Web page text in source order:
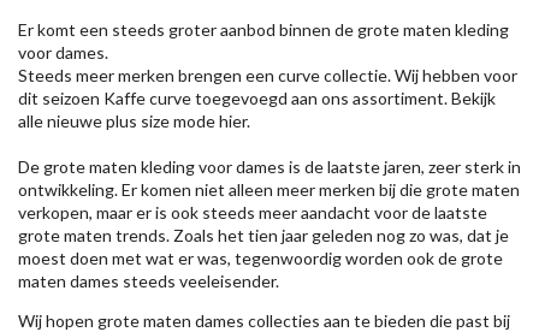
Er komt een steeds groter aanbod binnen de grote maten kleding
voor dames.
Steeds meer merken brengen een curve collectie. Wij hebben voor
dit seizoen Kaffecurve toegevoegd aan ons assortiment. Bekijk
alle nieuweplus size modehier.
De grote maten kleding voor dames is de laatste jaren, zeer sterk in
ontwikkeling. Er komen niet alleen meer merken bij die grote maten
verkopen, maar er is ook steeds meer aandacht voor de laatste
grote maten trends. Zoals het tien jaar geleden nog zo was, dat je
moest doen met wat er was, tegenwoordig worden ook de grote
maten dames steeds veeleisender.
Wij hopen grote maten dames collecties aan te bieden die past bij